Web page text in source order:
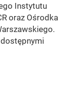
Instytutu
oraz Ośrodka